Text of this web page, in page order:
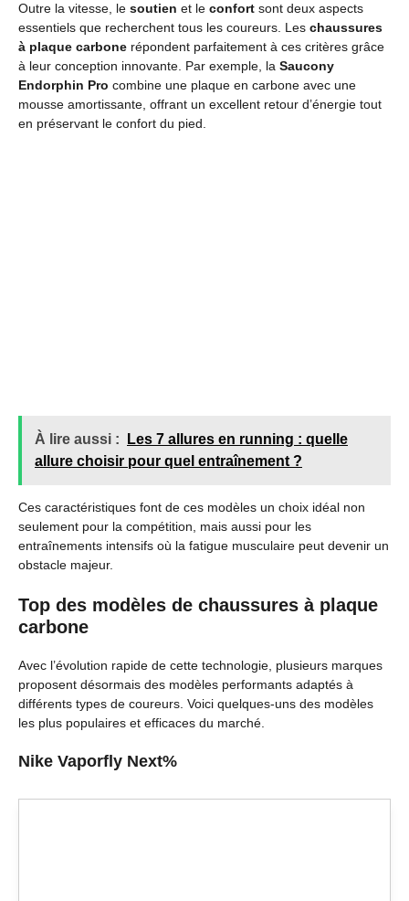
Outre la vitesse, le soutien et le confort sont deux aspects
essentiels que recherchent tous les coureurs. Les chaussures
à plaque carbone répondent parfaitement à ces critères grâce
à leur conception innovante. Par exemple, la Saucony
Endorphin Pro combine une plaque en carbone avec une
mousse amortissante, offrant un excellent retour d’énergie tout
en préservant le confort du pied.
À lire aussi :
Les 7 allures en running : quelle
allure choisir pour quel entraînement ?
Ces caractéristiques font de ces modèles un choix idéal non
seulement pour la compétition, mais aussi pour les
entraînements intensifs où la fatigue musculaire peut devenir un
obstacle majeur.
Top des modèles de chaussures à plaque
carbone
Avec l’évolution rapide de cette technologie, plusieurs marques
proposent désormais des modèles performants adaptés à
différents types de coureurs. Voici quelques-uns des modèles
les plus populaires et efficaces du marché.
Nike Vaporfly Next%